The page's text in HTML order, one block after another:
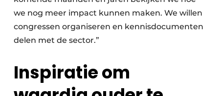
we nog meer impact kunnen maken. We willen
congressen organiseren en kennisdocumenten
delen met de sector.”
Inspiratie om